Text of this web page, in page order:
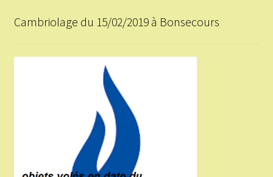
Cambriolage du 15/02/2019 à Bonsecours